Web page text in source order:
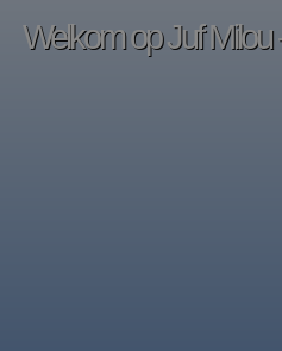
Welkom op Juf Milou